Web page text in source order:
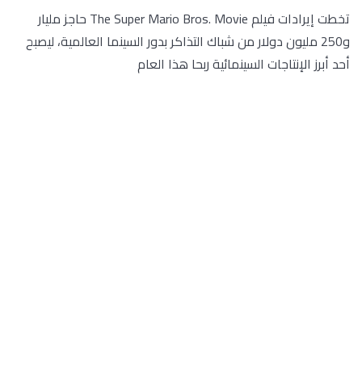
تخطت إيرادات فيلم The Super Mario Bros. Movie حاجز مليار
و250 مليون دولار من شباك التذاكر بدور السينما العالمية، ليصبح
أحد أبرز الإنتاجات السينمائية ربحا هذا العام